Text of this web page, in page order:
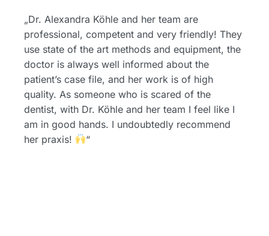
„Dr. Alexandra Köhle and her team are
professional, competent and very friendly! They
use state of the art methods and equipment, the
doctor is always well informed about the
patient’s case file, and her work is of high
quality. As someone who is scared of the
dentist, with Dr. Köhle and her team I feel like I
am in good hands. I undoubtedly recommend
her praxis!
“